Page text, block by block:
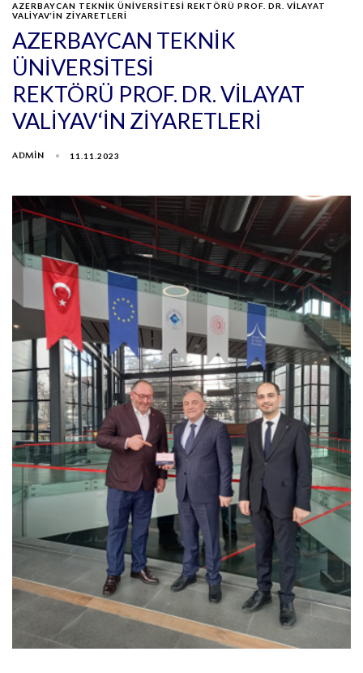
AZERBAYCAN TEKNIK ÜNIVERSITESI REKTÖRÜ PROF. DR. VILAYAT
VALIYAV‘IN ZIYARETLERI
AZERBAYCAN TEKNIK
ÜNIVERSITESI
REKTÖRÜ PROF. DR. VILAYAT
VALIYAV‘IN ZIYARETLERI
ADMIN 11.11.2023